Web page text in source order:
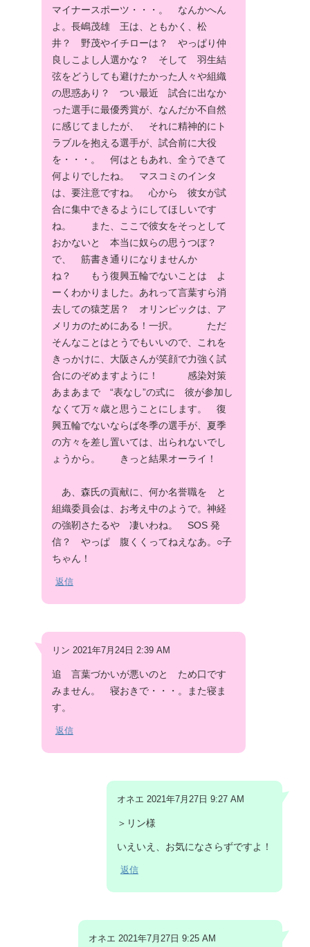
マイナースポーツ・・・。 なんかへん
よ。長嶋茂雄 王は、ともかく、松
井？ 野茂やイチローは？ やっぱり仲
良しこよし人選かな？ そして 羽生結
弦をどうしても避けたかった人々や組織
の思惑あり？ つい最近 試合に出なか
った選手に最優秀賞が、なんだか不自然
に感じてましたが、 それに精神的にト
ラブルを抱える選手が、試合前に大役
を・・・。 何はともあれ、全うできて
何よりでしたね。 マスコミのインタ
は、要注意ですね。 心から 彼女が試
合に集中できるようにしてほしいです
ね。 また、ここで彼女をそっとして
おかないと 本当に奴らの思うつぼ？
で、 筋書き通りになりませんか
ね？ もう復興五輪でないことは よ
ーくわかりました。あれって言葉すら消
去しての猿芝居？ オリンピックは、ア
メリカのためにある！一択。 ただ
そんなことはとうでもいいので、これを
きっかけに、大阪さんが笑顔で力強く試
合にのぞめますように！ 感染対策
あまあまで “表なし”の式に 彼が参加し
なくて万々歳と思うことにします。 復
興五輪でないならば冬季の選手が、夏季
の方々を差し置いては、出られないでし
ょうから。 きっと結果オーライ！
あ、森氏の貢献に、何か名誉職を と
組織委員会は、お考え中のようで。神経
の強靭さたるや 凄いわね。 SOS 発
信？ やっぱ 腹くくってねえなあ。○子
ちゃん！
返信
リン 2021年7月24日 2:39 AM
追 言葉づかいが悪いのと ため口です
みません。 寝おきで・・・。また寝ま
す。
返信
オネエ 2021年7月27日 9:27 AM
＞リン様
いえいえ、お気になさらずですよ！
返信
オネエ 2021年7月27日 9:25 AM